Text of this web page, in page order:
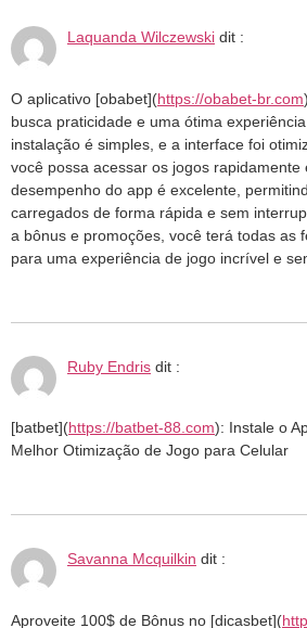
Laquanda Wilczewski dit :
O aplicativo [obabet](https://obabet-br.com
busca praticidade e uma ótima
instalação é simples, e a interface foi
você possa acessar os jogos rapidamente
desempenho do app é excelente,
carregados de forma rápida e sem
a bônus e promoções, você terá todas as
para uma experiência de jogo incrível e
Ruby Endris dit :
[batbet](https://batbet-88.com): Instale o
Melhor Otimização de Jogo para Celular
Savanna Mcquilkin dit :
Aproveite 100$ de Bônus no [dicasbet](